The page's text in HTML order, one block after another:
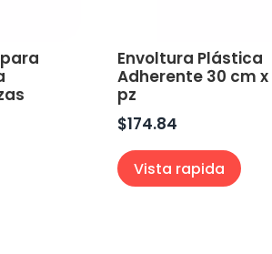
Envoltura Plástica
Adherente 30 cm
pz
$174.84
Vista rapida